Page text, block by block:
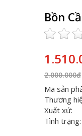
Bồn
2.000.000đ
Mã sản
Thương
Xuất xứ:
Tình